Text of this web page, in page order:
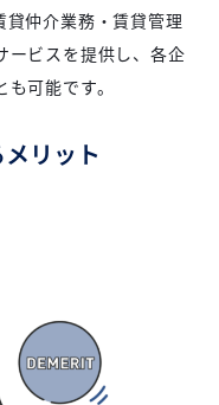
貸仲介業務・賃貸管理
ービスを提供し、各企
可能です。
リット